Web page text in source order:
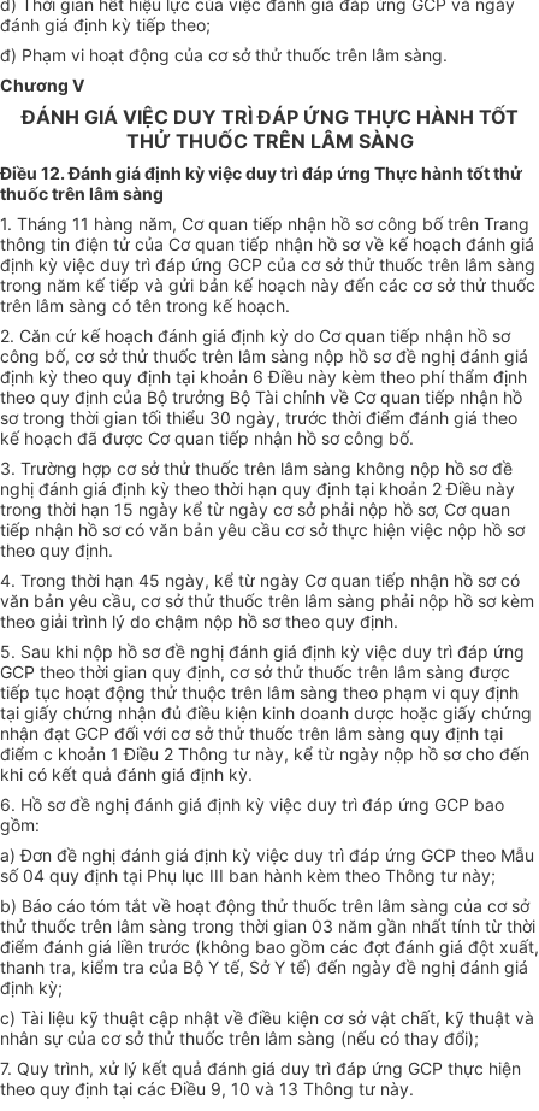
d) Thời gian hết hiệu lực của việc đánh giá đáp ứng GCP và ngày
đánh giá định kỳ tiếp theo;
đ) Phạm vi hoạt động của cơ sở thử thuốc trên lâm sàng.
Chương V
ĐÁNH GIÁ VIỆC DUY TRÌ ĐÁP ỨNG THỰC HÀNH TỐT
THỬ THUỐC TRÊN LÂM SÀNG
Điều 12. Đánh giá định kỳ việc duy trì đáp ứng Thực hành tốt thử
thuốc trên lâm sàng
1. Tháng 11 hàng năm, Cơ quan tiếp nhận hồ sơ công bốtrên Trang
thông tin điện tử của Cơ quan tiếp nhận hồ sơ về kế hoạch đánh giá
định kỳ việc duy trì đáp ứng GCP của cơ sở thử thuốc trên lâm sàng
trong năm kế tiếp và gửi bản kế hoạch này đến các cơ sở thử thuốc
trên lâm sàng có tên trong kế hoạch.
2. Căn cứ kế hoạch đánh giá định kỳ do Cơ quan tiếp nhận hồ sơ
công bố, cơ sở thử thuốc trên lâm sàng nộp hồ sơ đề nghị đánh giá
định kỳ theo quy định tại khoản 6 Điều này kèm theo phí thẩm định
theo quy định của Bộ trưởng Bộ Tài chính về Cơ quan tiếp nhận hồ
sơ trong thời gian tối thiểu 30 ngày, trước thời điểm đánh giá theo
kế hoạch đã được Cơ quan tiếp nhận hồ sơ công bố.
3. Trường hợp cơ sở thử thuốc trên lâm sàng không nộp hồ sơ đề
nghị đánh giá định kỳ theo thời hạn quy định tại khoản 2 Điều này
trong thời hạn 15 ngày kể từ ngày cơ sở phải nộp hồ sơ, Cơ quan
tiếp nhận hồ sơ có văn bản yêu cầu cơ sở thực hiện việc nộp hồ sơ
theo quy định.
4. Trong thời hạn 45 ngày, kể từ ngày Cơ quan tiếp nhận hồ sơ có
văn bản yêu cầu, cơ sở thử thuốc trên lâm sàng phải nộp hồ sơ kèm
theo giải trình lý do chậm nộp hồ sơ theo quy định.
5. Sau khi nộp hồ sơ đề nghị đánh giá định kỳ việc duy trì đáp ứng
GCP theo thời gian quy định, cơ sở thử thuốc trên lâm sàng được
tiếp tục hoạt động thử thuộc trên lâm sàng theo phạm vi quy định
tại giấy chứng nhận đủ điều kiện kinh doanh dược hoặc giấy chứng
nhận đạt GCP đối với cơ sở thử thuốc trên lâm sàng quy định tại
điểm c khoản 1 Điều 2 Thông tư này, kể từ ngày nộp hồ sơ cho đến
khi có kết quả đánh giá định kỳ.
6. Hồ sơ đề nghị đánh giá định kỳ việc duy trì đáp ứng GCP bao
gồm:
a) Đơn đề nghị đánh giá định kỳ việc duy trì đáp ứng GCP theo Mẫu
số 04 quy định tại Phụ lục III ban hành kèm theo Thông tư này;
b) Báo cáo tóm tắt về hoạt động thử thuốc trên lâm sàng của cơ sở
thử thuốc trên lâm sàng trong thời gian 03 năm gần nhất tính từ thời
điểm đánh giá liền trước (không bao gồm các đợt đánh giá đột xuất,
thanh tra, kiểm tra của Bộ Y tế, SởY tế) đến ngày đề nghị đánh giá
định kỳ;
c) Tài liệu kỹ thuật cập nhật về điều kiện cơ sở vật chất, kỹ thuật và
nhân sự của cơ sở thử thuốc trên lâm sàng (nếu có thay đổi);
7. Quy trình, xử lý kết quả đánh giá duy trì đáp ứng GCP thực hiện
theo quy định tại các Điều 9, 10 và 13 Thông tư này.